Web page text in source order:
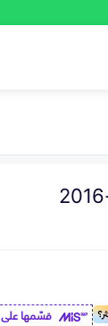
قسّمها على 4 دفعات ابتداء من